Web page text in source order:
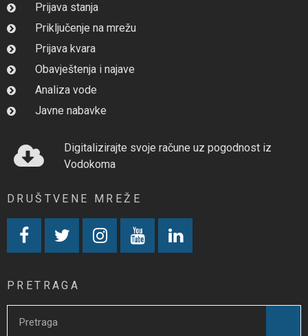
Prijava stanja
Priključenje na mrežu
Prijava kvara
Obavještenja i najave
Analiza vode
Javne nabavke
Digitalizirajte svoje račune uz pogodnost iz
Vodokoma
DRUŠTVENE MREŽE
PRETRAGA